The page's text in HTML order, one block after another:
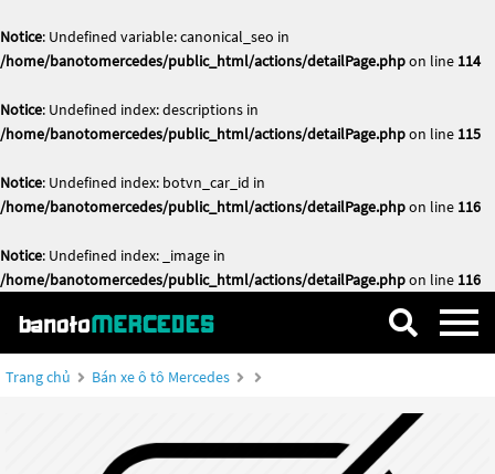
Notice: Undefined variable: canonical_seo in
/home/banotomercedes/public_html/actions/detailPage.phpon line 114
Notice: Undefined index: descriptions in
/home/banotomercedes/public_html/actions/detailPage.phpon line 115
Notice: Undefined index: botvn_car_id in
/home/banotomercedes/public_html/actions/detailPage.phpon line 116
Notice: Undefined index: _image in
/home/banotomercedes/public_html/actions/detailPage.phpon line 116
Trang chủ Bán xe ô tô Mercedes